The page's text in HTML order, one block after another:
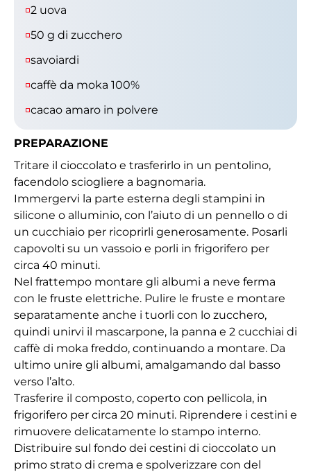
2 uova
50 g di zucchero
savoiardi
caffè da moka 100%
cacao amaro in polvere
PREPARAZIONE
Tritare il cioccolato e trasferirlo in un pentolino,
facendolo sciogliere a bagnomaria.
Immergervi la parte esterna degli stampini in
silicone o alluminio, con l’aiuto di un pennello o di
un cucchiaio per ricoprirli generosamente. Posarli
capovolti su un vassoio e porli in frigorifero per
circa 40 minuti.
Nel frattempo montare gli albumi a neve ferma
con le fruste elettriche. Pulire le fruste e montare
separatamente anche i tuorli con lo zucchero,
quindi unirvi il mascarpone, la panna e 2 cucchiai di
caffè di moka freddo, continuando a montare. Da
ultimo unire gli albumi, amalgamando dal basso
verso l’alto.
Trasferire il composto, coperto con pellicola, in
frigorifero per circa 20 minuti. Riprendere i cestini e
rimuovere delicatamente lo stampo interno.
Distribuire sul fondo dei cestini di cioccolato un
primo strato di crema e spolverizzare con del